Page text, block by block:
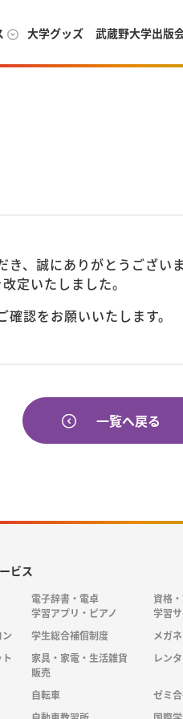
大学グッズ 武蔵野大学出版
、誠にありがとうございま
定いたしました。
確認をお願いいたします。
一覧へ戻る
ビス
電子辞書・電卓
学習アプリ・ピアノ
学生総合補償制度
家具・家電・生活雑貨
販売
自転車
資格
学習
メガ
レン
ゼミ